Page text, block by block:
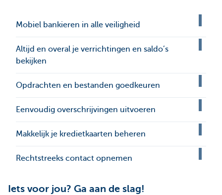
Mobiel bankieren in alle veiligheid
Altijd en overal je verrichtingen en saldo’s
bekijken
Opdrachten en bestanden goedkeuren
Eenvoudig overschrijvingen uitvoeren
Makkelijk je kredietkaarten beheren
Rechtstreeks contact opnemen
Iets voor jou? Ga aan de slag!